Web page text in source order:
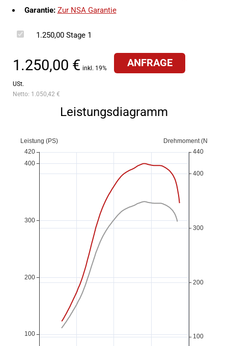
Garantie: Zur NSA Garantie
1.250,00Stage 1
1.250,00 € inkl. 19%
USt.
Netto: 1.050,42 €
ANFRAGE
Leistungsdiagramm